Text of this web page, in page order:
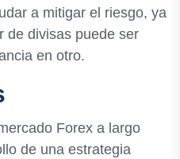
a mitigar el riesgo, ya
de divisas puede ser
en otro.
Forex a largo
de una estrategia